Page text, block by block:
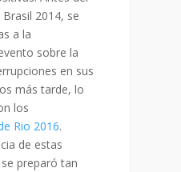
2014, se
a la
sobre la
en sus
más tarde, lo
los
Rio 2016.
de estas
preparó tan